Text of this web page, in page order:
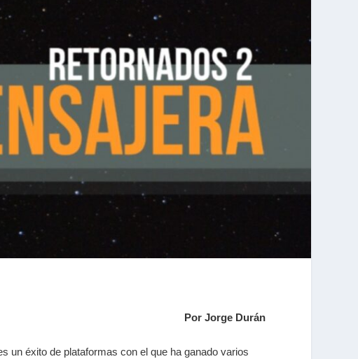
Por Jorge Durán
un éxito de plataformas con el que ha ganado varios